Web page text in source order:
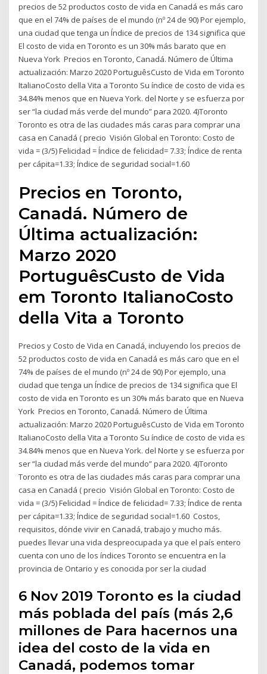
precios de 52 productos costo de vida en Canadá es más caro
que en el 74% de países de el mundo (nº 24 de 90) Por ejemplo,
una ciudad que tenga un Índice de precios de 134 significa que
El costo de vida en Toronto es un 30% más barato que en
Nueva York Precios en Toronto, Canadá. Número de Última
actualización: Marzo 2020 PortuguêsCusto de Vida em Toronto
ItalianoCosto della Vita a Toronto Su índice de costo de vida es
34.84% menos que en Nueva York. del Norte y se esfuerza por
ser “la ciudad más verde del mundo” para 2020. 4)Toronto
Toronto es otra de las ciudades más caras para comprar una
casa en Canadá ( precio Visión Global en Toronto: Costo de
vida = (3/5) Felicidad = Índice de felicidad= 7.33; Índice de renta
per cápita=1.33; Índice de seguridad social=1.60
Precios en Toronto,
Canadá. Número de
Última actualización:
Marzo 2020
PortuguêsCusto de Vida
em Toronto ItalianoCosto
della Vita a Toronto
Precios y Costo de Vida en Canadá, incluyendo los precios de
52 productos costo de vida en Canadá es más caro que en el
74% de países de el mundo (nº 24 de 90) Por ejemplo, una
ciudad que tenga un Índice de precios de 134 significa que El
costo de vida en Toronto es un 30% más barato que en Nueva
York Precios en Toronto, Canadá. Número de Última
actualización: Marzo 2020 PortuguêsCusto de Vida em Toronto
ItalianoCosto della Vita a Toronto Su índice de costo de vida es
34.84% menos que en Nueva York. del Norte y se esfuerza por
ser “la ciudad más verde del mundo” para 2020. 4)Toronto
Toronto es otra de las ciudades más caras para comprar una
casa en Canadá ( precio Visión Global en Toronto: Costo de
vida = (3/5) Felicidad = Índice de felicidad= 7.33; Índice de renta
per cápita=1.33; Índice de seguridad social=1.60 Costos,
requisitos, dónde vivir en Canadá, trabajo y mucho más.
puedes llevar una vida despreocupada ya que el país entero
cuenta con uno de los índices Toronto se encuentra en la
provincia de Ontario y es conocida por ser la ciudad
6 Nov 2019 Toronto es la ciudad
más poblada del país (más 2,6
millones de Para hacernos una
idea del costo de la vida en
Canadá, podemos tomar